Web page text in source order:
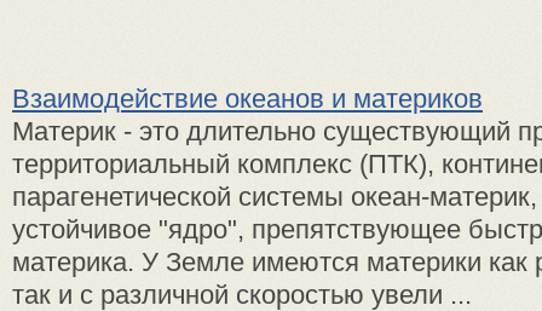
Взаимодействие океанов и материков
Материк - это длительно существующий
территориальный комплекс (ПТК),
парагенетической системы океан-
устойчивое "ядро", препятствующее
материка. У Земле имеются материки
так и с различной скоростью увели ...